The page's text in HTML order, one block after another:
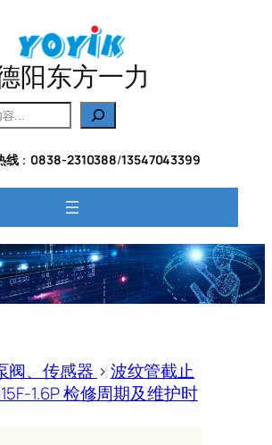
阳东方一力
搜
索
线： 0838-2310388/13547043399
阀、传感器 > 波纹管截止
1.6P 检修周期及维护时